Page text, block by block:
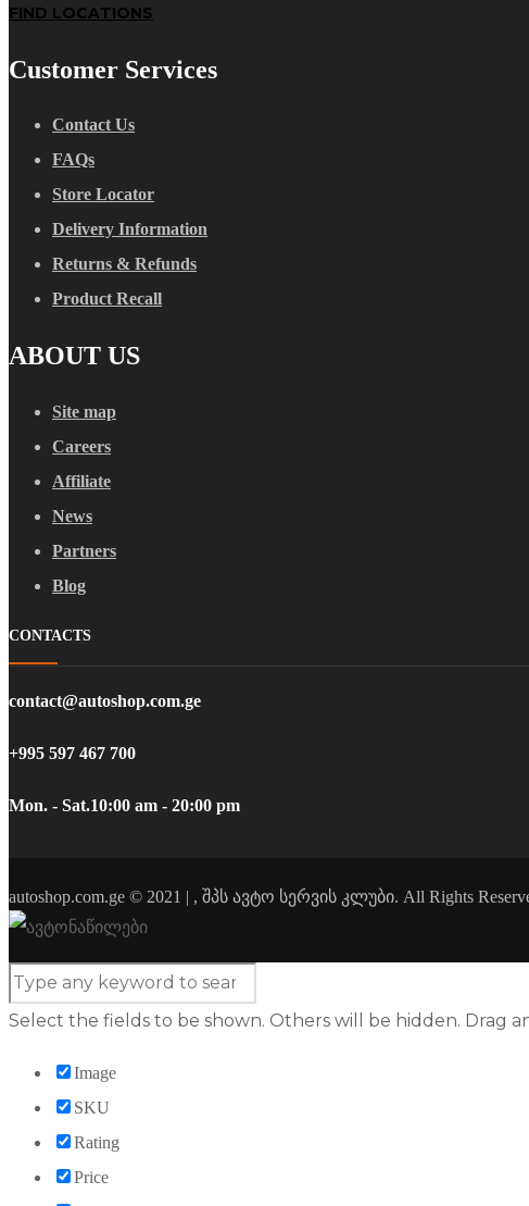
FIND LOCATIONS
Customer Services
Contact Us
FAQs
Store Locator
Delivery Information
Returns & Refunds
Product Recall
ABOUT US
Site map
Careers
Affiliate
News
Partners
Blog
CONTACTS
contact@autoshop.com.ge
+995 597 467 700
Mon. - Sat.10:00 am - 20:00 pm
autoshop.com.ge © 2021 | , შპს ავტო სერვის კლუბი. All Rights
Select the fields to be shown. Others will be hidden. Drag
Image
SKU
Rating
Price